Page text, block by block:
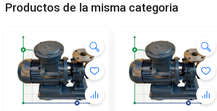
Productos de la misma categoria